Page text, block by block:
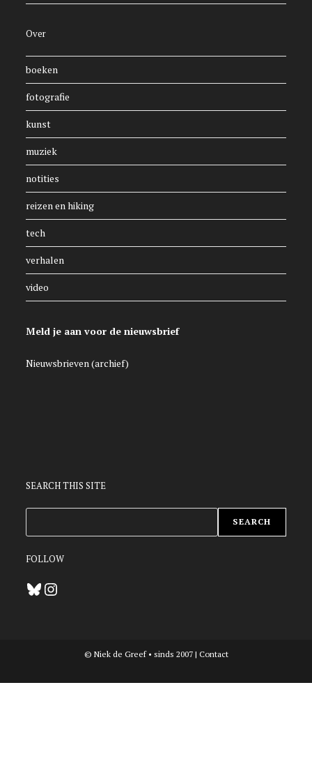
Over
boeken
fotografie
kunst
muziek
notities
reizen en hiking
tech
verhalen
video
Meld je aan voor de nieuwsbrief
Nieuwsbrieven (archief)
SEARCH THIS SITE
SEARCH
FOLLOW
BlueskyInstagram
© Niek de Greef • sinds 2007 | Contact